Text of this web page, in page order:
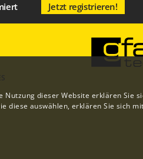
dieser Website erklären Sie
diese auswählen, erklären Sie sich
Jetzt registrieren!